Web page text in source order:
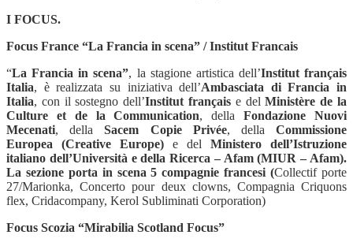
I FOCUS.
Focus France “La Francia in scena” / Institut Francais
“La Francia in scena”, la stagione artistica dell’Institut français
Italia, è realizzata su iniziativa dell’Ambasciata di Francia in
Italia, con il sostegno dell’Institut français e delMinistère de la
Culture et de la Communication, dellaFondazione Nuovi
Mecenati, dellaSacem Copie Privée, dellaCommissione
Europea (Creative Europe) e del Ministero dell’Istruzione
italiano dell’Università e della Ricerca – Afam (MIUR – Afam).
La sezione porta in scena 5 compagnie francesi (Collectif porte
27/Marionka, Concerto pour deux clowns, Compagnia Criquons
flex, Cridacompany, Kerol Subliminati Corporation)
Focus Scozia “Mirabilia Scotland Focus”